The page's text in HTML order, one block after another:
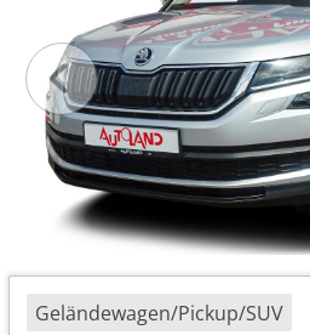
Geländewagen/Pickup/SUV